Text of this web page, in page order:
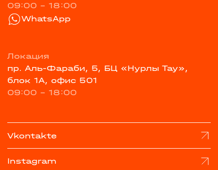
09:00 - 18:00
WhatsApp
Локация
пр. Аль-Фараби, 5, БЦ «Нурлы Тау»,
блок 1А, офис 501
09:00 - 18:00
Vkontakte
Instagram